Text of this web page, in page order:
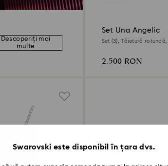
Descoperiți mai
multe
Set Una Angelic
Set (3), Tăietură
2.500 RON
Swarovski este disponibil în țara dvs.